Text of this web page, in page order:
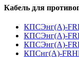
Кабель для
КПСЭнг(А)-
КПСЭнг(А)-
КПСЭнг(А)-
КПСнг(А)-